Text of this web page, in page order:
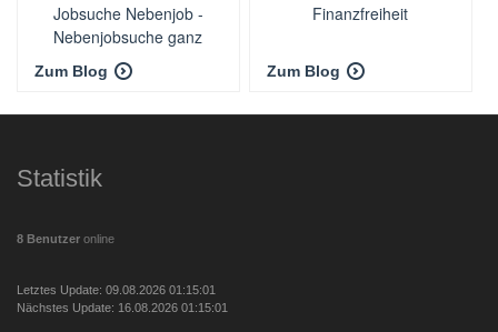
Jobsuche Nebenjob -
Nebenjobsuche ganz
einfach
Zum Blog
Finanzfreiheit
Zum Blog
Statistik
8 Benutzer online
Letztes Update: 09.08.2026 01:15:01
Nächstes Update: 16.08.2026 01:15:01